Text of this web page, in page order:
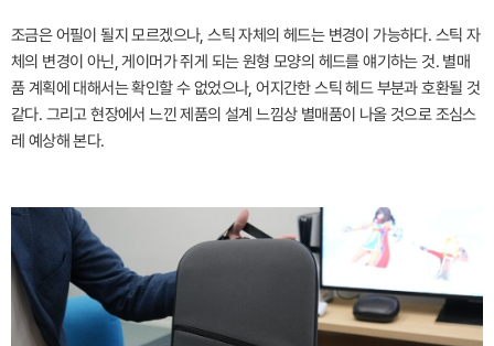
조금은 어필이 될지 모르겠으나, 스틱 자체의 헤드는 변경이 가능하다. 스틱 자
체의 변경이 아닌, 게이머가 쥐게 되는 원형 모양의 헤드를 얘기하는 것. 별매
품 계획에 대해서는 확인할 수 없었으나, 어지간한 스틱 헤드 부분과 호환될 것
같다. 그리고 현장에서 느낀 제품의 설계 느낌상 별매품이 나올 것으로 조심스
레 예상해 본다.